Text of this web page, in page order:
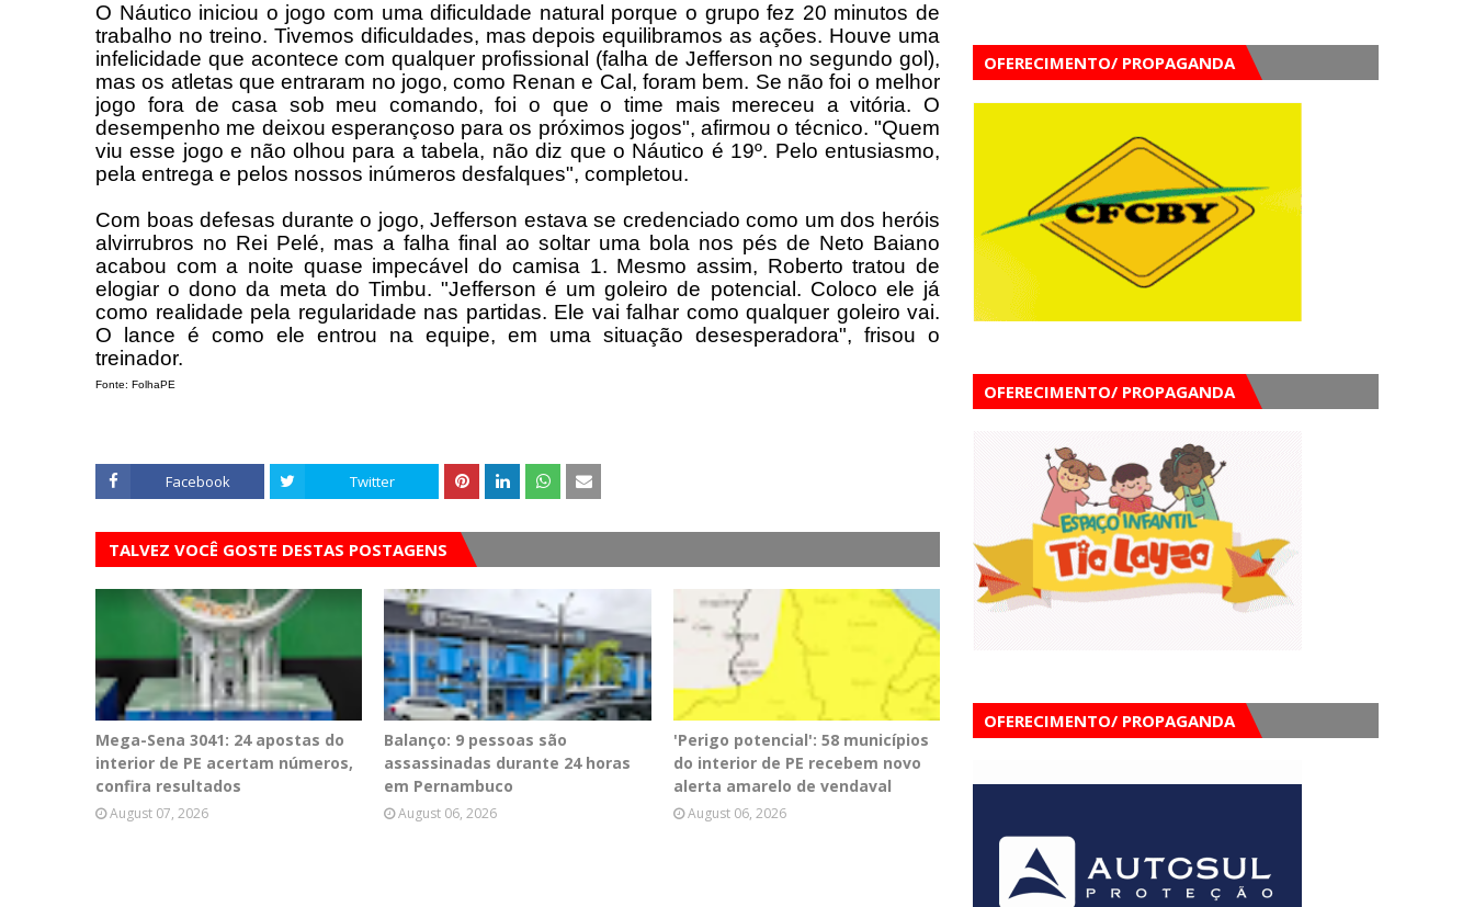
O Náutico iniciou o jogo com uma dificuldade natural porque o grupo fez 20 minutos de
trabalho no treino. Tivemos dificuldades, mas depois equilibramos as ações. Houve uma
infelicidade que acontece com qualquer profissional (falha de Jefferson no segundo gol),
mas os atletas que entraram no jogo, como Renan e Cal, foram bem. Se não foi o melhor
jogo fora de casa sob meu comando, foi o que o time mais mereceu a vitória. O
desempenho me deixou esperançoso para os próximos jogos", afirmou o técnico. "Quem
viu esse jogo e não olhou para a tabela, não diz que o Náutico é 19º. Pelo entusiasmo,
pela entrega e pelos nossos inúmeros desfalques", completou.
Com boas defesas durante o jogo, Jefferson estava se credenciado como um dos heróis
alvirrubros no Rei Pelé, mas a falha final ao soltar uma bola nos pés de Neto Baiano
acabou com a noite quase impecável do camisa 1. Mesmo assim, Roberto tratou de
elogiar o dono da meta do Timbu. "Jefferson é um goleiro de potencial. Coloco ele já
como realidade pela regularidade nas partidas. Ele vai falhar como qualquer goleiro vai.
O lance é como ele entrou na equipe, em uma situação desesperadora", frisou o
treinador.
Fonte: FolhaPE
Facebook Twitter
TALVEZ VOCÊ GOSTE DESTAS POSTAGENS
Mega-Sena 3041: 24 apostas do
interior de PE acertam números,
confira resultados
August 07, 2026
Balanço: 9 pessoas são
assassinadas durante 24 horas
em Pernambuco
August 06, 2026
'Perigo potencial': 58 municípios
do interior de PE recebem novo
alerta amarelo de vendaval
August 06, 2026
OFERECIMENTO/ PROPAGANDA
OFERECIMENTO/ PROPAGANDA
OFERECIMENTO/ PROPAGANDA